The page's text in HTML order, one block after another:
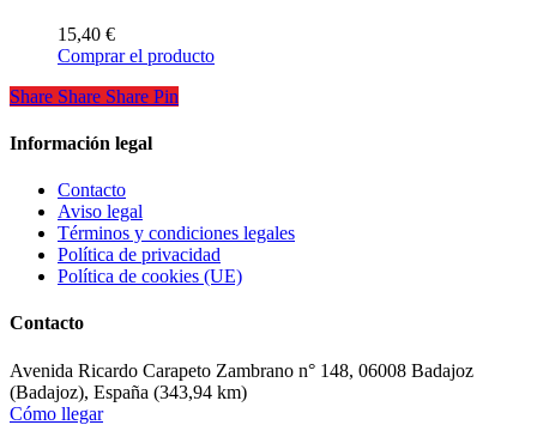
15,40 €
Comprar el producto
Share
Share Share Share Pin
Información legal
Contacto
Aviso legal
Términos y condiciones legales
Política de privacidad
Política de cookies (UE)
Contacto
Avenida Ricardo Carapeto Zambrano n° 148, 06008 Badajoz
(Badajoz), España (343,94 km)
Cómo llegar